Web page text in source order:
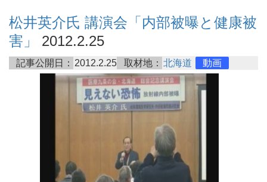
松井英介氏 講演会「内部被曝と健康被
害」
2012.2.25
記事公開日： 2012.2.25 取材地： 北海道 動画